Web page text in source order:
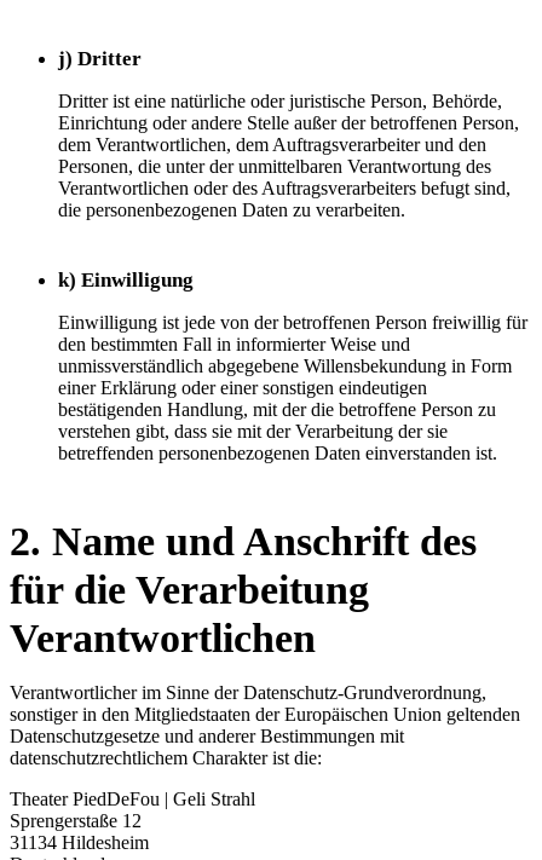
j) Dritter
Dritter ist eine natürliche oder juristische Person, Behörde,
Einrichtung oder andere Stelle außer der betroffenen Person,
dem Verantwortlichen, dem Auftragsverarbeiter und den
Personen, die unter der unmittelbaren Verantwortung des
Verantwortlichen oder des Auftragsverarbeiters befugt sind,
die personenbezogenen Daten zu verarbeiten.
k) Einwilligung
Einwilligung ist jede von der betroffenen Person freiwillig für
den bestimmten Fall in informierter Weise und
unmissverständlich abgegebene Willensbekundung in Form
einer Erklärung oder einer sonstigen eindeutigen
bestätigenden Handlung, mit der die betroffene Person zu
verstehen gibt, dass sie mit der Verarbeitung der sie
betreffenden personenbezogenen Daten einverstanden ist.
2. Name und Anschrift des
für die Verarbeitung
Verantwortlichen
Verantwortlicher im Sinne der Datenschutz-Grundverordnung,
sonstiger in den Mitgliedstaaten der Europäischen Union geltenden
Datenschutzgesetze und anderer Bestimmungen mit
datenschutzrechtlichem Charakter ist die:
Theater PiedDeFou | Geli Strahl
Sprengerstaße 12
31134 Hildesheim